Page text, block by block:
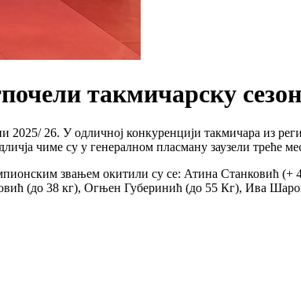
такмичарску
26. У одличној конкуренцији такмичара из
чиме су у генералном пласману заузели треће
звањем окитили су се: Атина Станковић (+
(до 38 кг), Огњен Губеринић (до 55 Кг), Ива